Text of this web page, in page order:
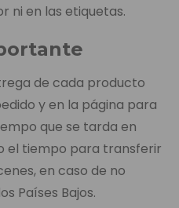
ni en las etiquetas.
de cada producto
y en la página para
que se tarda en
el tiempo para transferir
en caso de no
Países Bajos.